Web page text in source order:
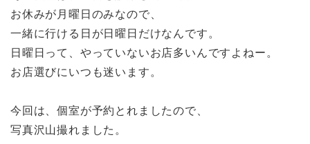
お休みが月曜日のみなので、
一緒に行ける日が日曜日だけなんです。
日曜日って、やっていないお店多いんですよねー。
お店選びにいつも迷います。
今回は、個室が予約とれましたので、
写真沢山撮れました。